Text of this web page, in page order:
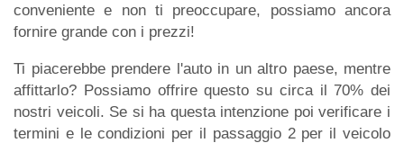
conveniente e non ti preoccupare, possiamo ancora
fornire grande con i prezzi!
Ti piacerebbe prendere l'auto in un altro paese, mentre
affittarlo? Possiamo offrire questo su circa il 70% dei
nostri veicoli. Se si ha questa intenzione poi verificare i
termini e le condizioni per il passaggio 2 per il veicolo